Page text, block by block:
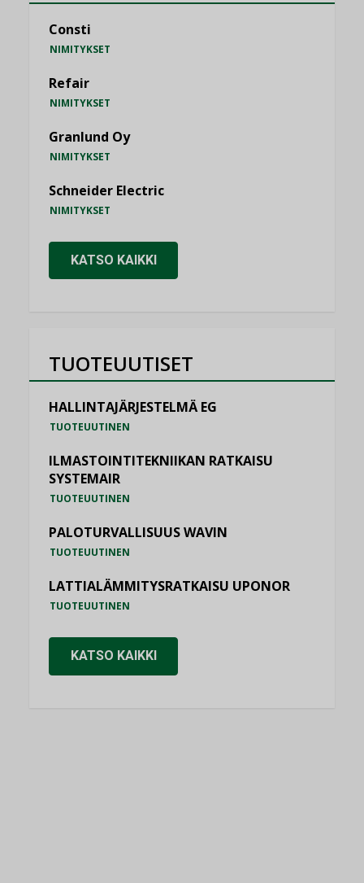
Consti
NIMITYKSET
Refair
NIMITYKSET
Granlund Oy
NIMITYKSET
Schneider Electric
NIMITYKSET
KATSO KAIKKI
TUOTEUUTISET
HALLINTAJÄRJESTELMÄ EG
TUOTEUUTINEN
ILMASTOINTITEKNIIKAN RATKAISU
SYSTEMAIR
TUOTEUUTINEN
PALOTURVALLISUUS WAVIN
TUOTEUUTINEN
LATTIALÄMMITYSRATKAISU UPONOR
TUOTEUUTINEN
KATSO KAIKKI